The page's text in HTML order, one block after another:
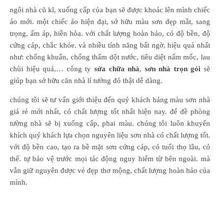
ngôi nhà cũ kĩ, xuống cấp của bạn sẽ được khoác lên mình chiếc
áo mới. một chiếc áo hiện đại, sở hữu màu sơn đẹp mắt, sang
trọng, ấm áp, hiền hòa. với chất lượng hoàn hảo, có độ bền, độ
cứng cáp, chắc khỏe. và nhiều tính năng bất ngờ, hiệu quả nhất
như: chống khuẩn, chống thấm dột nước, tiêu diệt nấm mốc, lau
chùi hiệu quả,… công ty sửa chữa nhà, sơn nhà trọn gói sẽ
giúp bạn sở hữu căn nhà lí tưởng đó thật dễ dàng.
chúng tôi sẽ tư vấn giới thiệu đến quý khách bảng màu sơn nhà
giá rẻ mới nhất, có chất lượng tốt nhất hiện nay. để đề phòng
tường nhà sẽ bị xuống cấp, phai màu. chúng tôi luôn khuyến
khích quý khách lựa chọn nguyên liệu sơn nhà có chất lượng tốt.
với độ bền cao, tạo ra bề mặt sơn cứng cáp, có tuổi thọ lâu, có
thể. tự bảo vệ trước mọi tác động nguy hiểm từ bên ngoài. mà
vẫn giữ nguyên được vẻ đẹp thơ mộng, chất lượng hoàn hảo của
mình.